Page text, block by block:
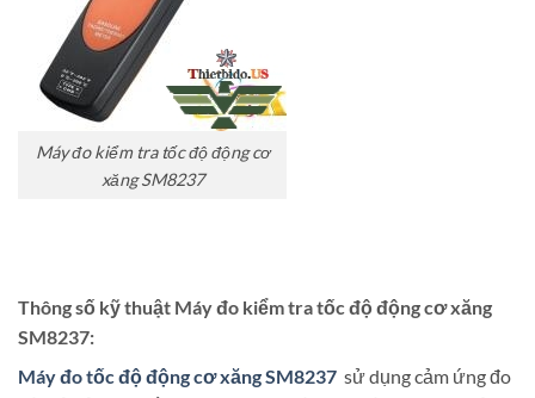
Máy đo kiểm tra tốc độ động cơ
xăng SM8237
Thông số kỹ thuật Máy đo kiểm tra tốc độ động cơ xăng
SM8237:
Máy đo tốc độ động cơ xăng SM8237 sử dụng cảm ứng đo